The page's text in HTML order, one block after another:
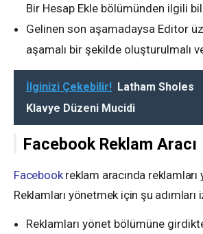
Bir Hesap Ekle bölümünden ilgili
Gelinen son aşamadaysa Editor
aşamalı bir şekilde oluşturulmalı
İlginizi Çekebilir! Latham Sholes
Klavye Düzeni Mucidi
Facebook Reklam Aracı
Facebookreklam aracında reklamları
Reklamları yönetmek için şu adımları
Reklamları yönet bölümüne